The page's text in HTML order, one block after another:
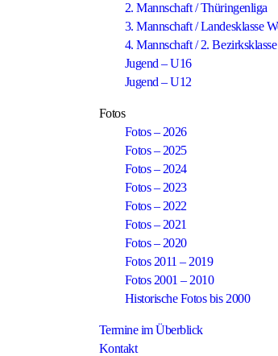
2. Mannschaft / Thüringenliga
3. Mannschaft / Landesklasse
4. Mannschaft / 2.
Jugend – U16
Jugend – U12
Fotos
Fotos – 2026
Fotos – 2025
Fotos – 2024
Fotos – 2023
Fotos – 2022
Fotos – 2021
Fotos – 2020
Fotos 2011 – 2019
Fotos 2001 – 2010
Historische Fotos bis 2000
Termine im Überblick
Kontakt